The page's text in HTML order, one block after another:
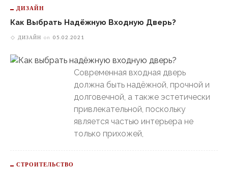
ДИЗАЙН
Как Выбрать Надёжную Входную Дверь?
ДИЗАЙН on 05.02.2021
Современная входная дверь
должна быть надёжной, прочной и
долговечной, а также эстетически
привлекательной, поскольку
является частью интерьера не
только прихожей,
СТРОИТЕЛЬСТВО